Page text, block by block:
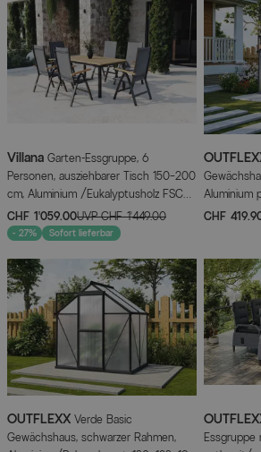
Villana Garten-Essgruppe, 6
Personen, ausziehbarer Tisch 150–200
cm, Aluminium /Eukalyptusholz FSC®-
zertifiziert
CHF 1’059.00UVPCHF 1’449.00
- 27% Sofort lieferbar
Aluminium
CHF
OUTFLEXX Verde Basic
Gewächshaus, schwarzer Rahmen,
Essgruppe